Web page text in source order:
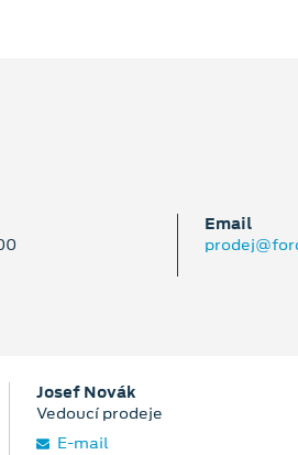
Email
Josef Novák
Vedoucí prodeje
E‑mail